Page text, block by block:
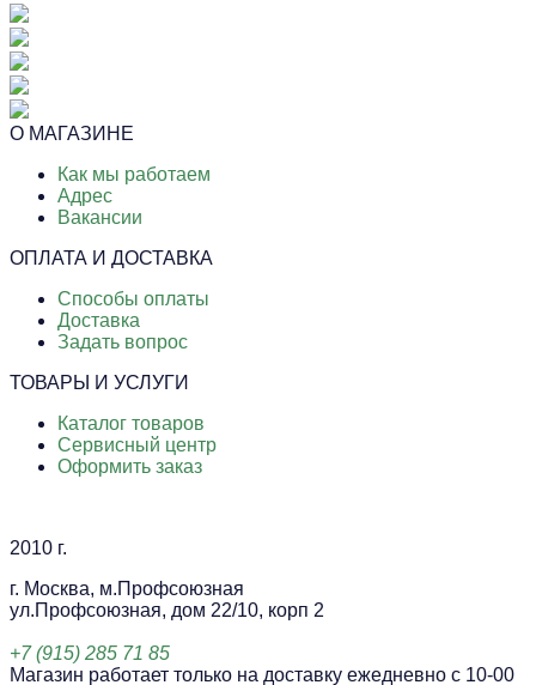
О МАГАЗИНЕ
Как мы работаем
Адрес
Вакансии
ОПЛАТА И ДОСТАВКА
Способы оплаты
Доставка
Задать вопрос
ТОВАРЫ И УСЛУГИ
Каталог товаров
Сервисный центр
Оформить заказ
2010 г.
г. Москва, м.Профсоюзная
ул.Профсоюзная, дом 22/10, корп 2
+7 (915) 285 71 85
Магазин работает только на доставку ежедневно с 10-00